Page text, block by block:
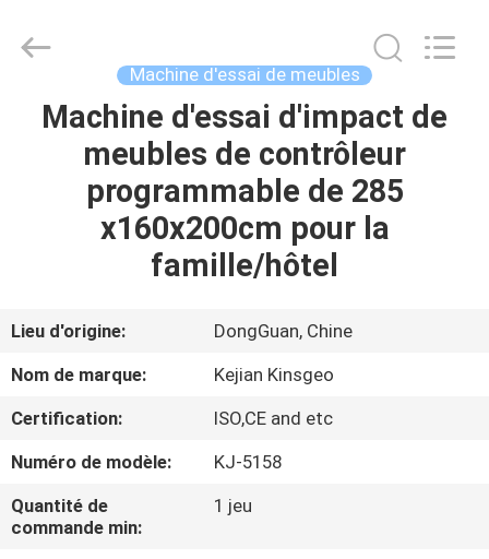
MAISON
PRODUITS
SUJET
DE
NOUS
VISITE
D'USINE
INSTRUMENT
CO.,LTD.
Reserved.
Machine d'essai de meubles
Machine d'essai d'impact de
meubles de contrôleur
programmable de 285
x160x200cm pour la
famille/hôtel
Lieu d'origine:
DongGuan, Chine
Nom de marque:
Kejian Kinsgeo
Certification:
ISO,CE and etc
Numéro de modèle:
KJ-5158
Quantité de
commande min:
1 jeu